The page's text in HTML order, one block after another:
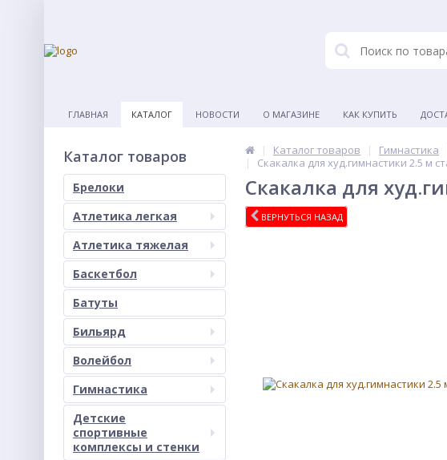
ГЛАВНАЯ КАТАЛОГ НОВОСТИ О МАГАЗИНЕ КАК КУПИТЬ
Каталог товаров
Брелоки
Атлетика легкая
Атлетика тяжелая
Баскетбол
Батуты
Бильярд
Волейбол
Гимнастика
Детские
спортивные
комплексы и стенки
Каталог товаров Гимнастика
Скакалка для худ.гимнастики 2.5 м
Скакалка для
ВЕРНУТЬСЯ НАЗАД